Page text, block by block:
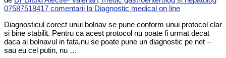
07587518417 comentarii la Diagnostic medical on line
Diagnosticul corect unui bolnav se pune conform unui protocol clar
si bine stabilit. Pentru ca acest protocol nu poate fi urmat decat
daca ai bolnavul in fata,nu se poate pune un diagnostic pe net –
sau eu cel putin, nu …